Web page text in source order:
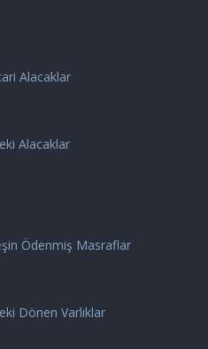
Alacaklar
Alacaklar
Ödenmiş Masraflar
Dönen Varlıklar